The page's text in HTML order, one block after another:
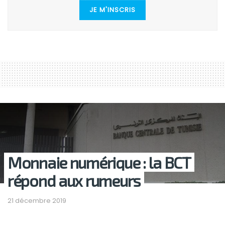
JE M'INSCRIS
Monnaie numérique : la BCT
répond aux rumeurs
21 décembre 2019